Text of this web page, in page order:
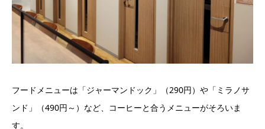
フードメニューは「ジャーマンドック」（290円）や「ミラノサ
ンド」（490円～）など、コーヒーと合うメニューがそろいま
す。